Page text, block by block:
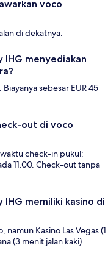
voco
di dekatnya.
IHG menyediakan
sebesar EUR 45
out di voco
check-in pukul:
11.00. Check-out tanpa
IHG memiliki kasino di
Kasino Las Vegas (1
(3 menit jalan kaki)